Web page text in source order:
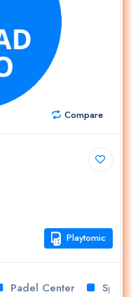
Compare
Playtomic
Padel Center Sport